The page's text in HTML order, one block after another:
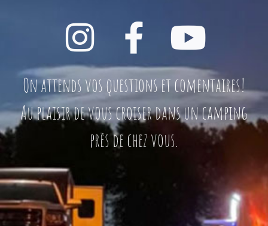
On attends vos questions et comentaires!
Au plaisir de vous croiser dans un camping
près de chez vous.